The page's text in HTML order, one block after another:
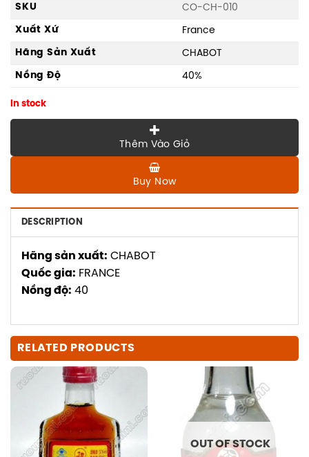
SKU
CO-CH-010
Xuất Xứ
France
Hãng Sản Xuất
CHABOT
Nồng Độ
40%
In stock
Thêm Vào Giỏ
Buy Now
DESCRIPTION
Hãng sản xuất: CHABOT
Quốc gia: FRANCE
Nồng độ: 40
RELATED PRODUCTS
OUT OF STOCK